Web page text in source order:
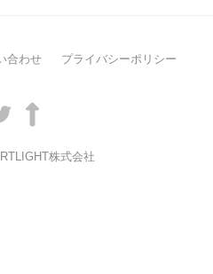
合わせ プライバシーポリシー
TwitterLinkedIn
株式会社